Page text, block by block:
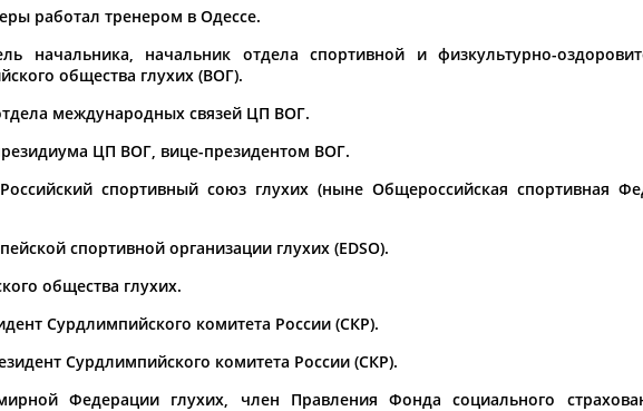
Каримжан
АБДРАХМАНОВ
Аделя
АБДРАХМАНОВА
Андрей
АБДУВАЛИЕВ
Герман
АБДУЛАЕВ
спортсмене, тренере, специалисте или исправить какую-либо
Герои спорта - это одни из главных патриотов своей страны!
работал тренером в Одессе.
начальника, начальник отдела спортивной и физкультурно-
общества глухих (ВОГ).
международных связей ЦП ВОГ.
ЦП ВОГ, вице-президентом ВОГ.
спортивный союз глухих (ныне Общероссийская спортивная
спортивной организации глухих (EDSO).
общества глухих.
Сурдлимпийского комитета России (СКР).
Сурдлимпийского комитета России (СКР).
Федерации глухих, член Правления Фонда социального